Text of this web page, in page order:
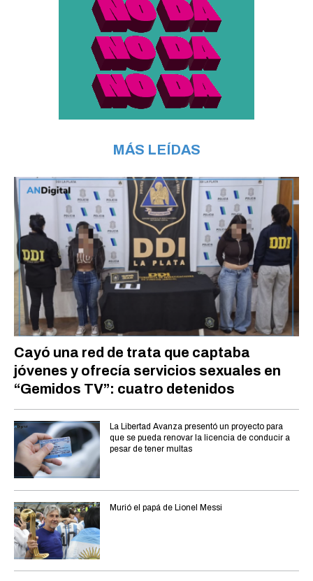
MÁS LEÍDAS
Cayó una red de trata que captaba
jóvenes y ofrecía servicios sexuales en
“Gemidos TV”: cuatro detenidos
La Libertad Avanza presentó un proyecto para
que se pueda renovar la licencia de conducir a
pesar de tener multas
Murió el papá de Lionel Messi